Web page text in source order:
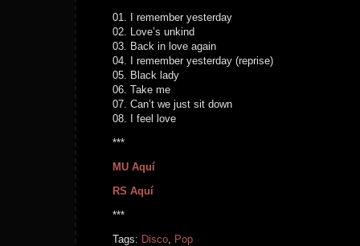
01. I remember yesterday
02. Love’s unkind
03. Back in love again
04. I remember yesterday (reprise)
05. Black lady
06. Take me
07. Can’t we just sit down
08. I feel love
***
MU Aquí
RS Aquí
***
Tags: Disco, Pop